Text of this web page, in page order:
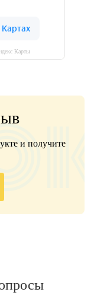
Карты
и получите